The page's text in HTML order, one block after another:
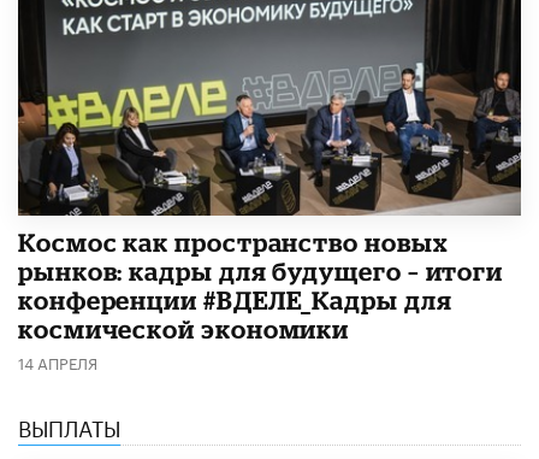
Космос как пространство новых
рынков: кадры для будущего – итоги
конференции #ВДЕЛЕ_Кадры для
космической экономики
14 АПРЕЛЯ
ВЫПЛАТЫ